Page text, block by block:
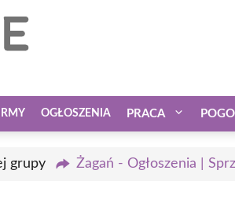
OGŁOSZENIA PRACA
grupy Żagań - Ogłoszenia |